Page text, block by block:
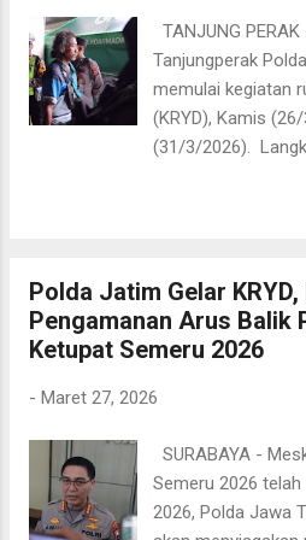
Jumat (27/3/26).
oleh Kapolda
lain sepanjang
hingga
jalan tol dan lokasi
peningkatan pada
terkendali dan
TANJUNG
Tanjungperak
memulai kegiatan
(KRYD), Kamis
(31/3/2026).
yang
berlangsung
Maret telah
vital transportasi
memastikan
pekan. Kasi
Tanjungperak, Iptu
data terbaru
Polda Jatim Gelar KRYD,
Pengamanan Arus Balik
Ketupat Semeru 2026
- Maret 27, 2026
SURABAYA -
Semeru 2026
2026, Polda Jawa